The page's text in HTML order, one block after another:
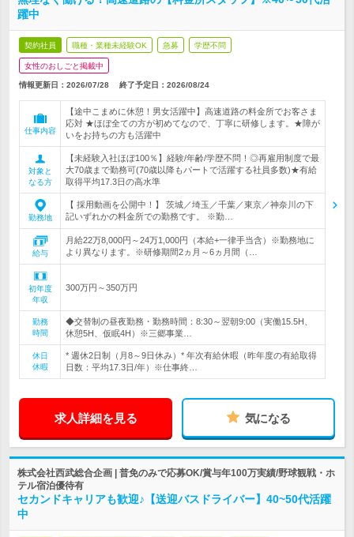
躍中
契約社員 職種・業種未経験OK 急募 学歴不問
女性のおしごと掲載中
情報更新日：2026/07/28 終了予定日： 2026/08/24
仕事内容
【途中こまめに休憩！男女活躍中】高速道路の料金所でお客さま
応対 ★ほぼ全ての方が初めてなので、丁寧に研修します。★障が
いをお持ちの方も活躍中
対象と
なる方
【未経験入社ほぼ100％】経験/年齢/学歴不問！◎再雇用制度で最
大70歳まで勤務可(70歳以降もパートで活躍する社員多数)★有給
取得平均17.3日の高水準
勤務地
【 採用動画を公開中！】 茨城／埼玉／千葉／東京／神奈川の下
記いずれかの料金所での勤務です。 ※勤…
給与
月給22万8,000円～24万1,000円（本給+一律手当含）※勤務地に
より異なります。※研修期間2ヵ月～6ヵ月間（…
初年度
年収
300万円～350万円
勤務
時間
◆交替制の昼夜勤務・勤務時間：8:30～翌朝9:00（実働15.5H、
休憩5H、仮眠4H）※三郷事業…
休日
休暇
* 週休2日制（月8～9日休み）* 年次有給休暇（昨年度の有給取得
日数：平均17.3日/年）※仕事終…
求人詳細を見る 気になる
株式会社西武総合企画 | 普免のみで応募OK/賞与年100万実績/野球観戦・ホ
テル宿泊優待有
セカンドキャリアも歓迎♪【送迎バスドライバー】40~50代活躍
中